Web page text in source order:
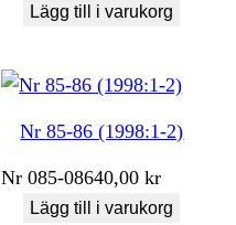
Lägg till i varukorg
Nr 85-86 (1998:1-2)
Nr 085-08640,00kr
Lägg till i varukorg